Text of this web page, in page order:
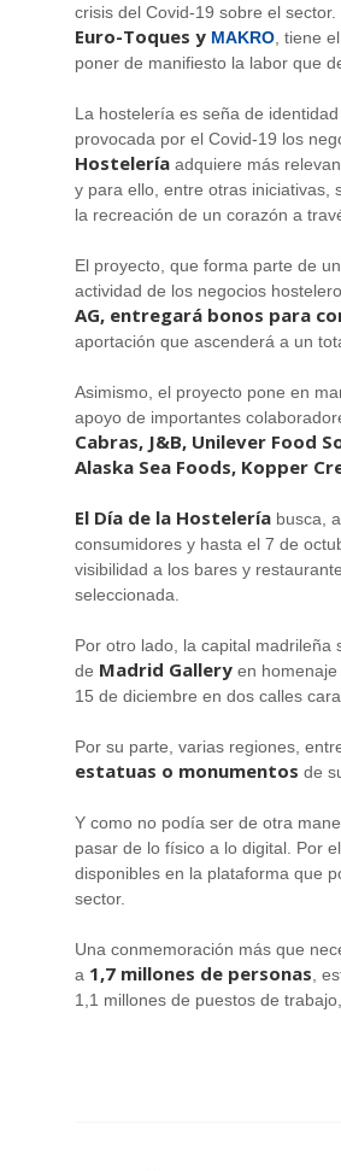
crisis del Covid-19 sobre el
Euro-Toques y MAKRO , tiene
poner de manifiesto la labor que
La hostelería es seña de
provocada por el Covid-19 los
Hostelería adquiere más
y para ello, entre otras iniciativas,
la recreación de un corazón a
El proyecto, que forma parte de
actividad de los negocios
AG, entregará bonos para
aportación que ascenderá a un
Asimismo, el proyecto pone en
apoyo de importantes
Cabras, J&B, Unilever Food
Alaska Sea Foods, Kopper
El Día de la Hostelería busca,
consumidores y hasta el 7 de
visibilidad a los bares y
seleccionada.
Por otro lado, la capital madrileña
de Madrid Gallery en
15 de diciembre en dos calles
Por su parte, varias regiones,
estatuas o monumentos de
Y como no podía ser de otra
pasar de lo físico a lo digital. Por
disponibles en la plataforma que
sector.
Una conmemoración más que
a 1,7 millones de personas ,
1,1 millones de puestos de